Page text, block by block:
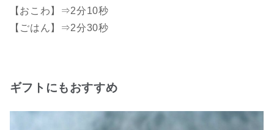
【おこわ】⇒2分10秒
【ごはん】⇒2分30秒
ギフトにもおすすめ